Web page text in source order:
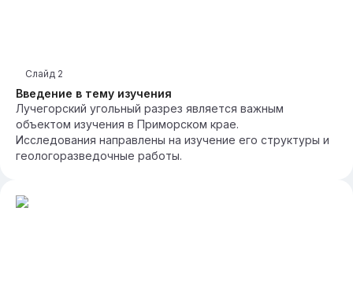
Введение в тему изучения
Слайд 2
Лучегорский угольный разрез является важным
объектом изучения в Приморском крае.
Исследования направлены на изучение его структуры и
геологоразведочные работы.